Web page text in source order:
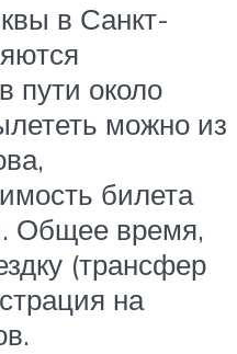
в Санкт-
пути около
можно из
билета
Общее время,
(трансфер
на